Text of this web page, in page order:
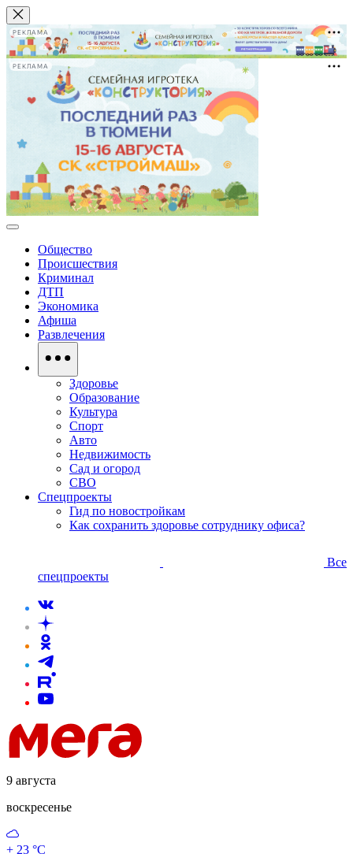
РЕКЛАМА
РЕКЛАМА
Общество
Происшествия
Криминал
ДТП
Экономика
Афиша
Развлечения
Здоровье
Образование
Культура
Спорт
Авто
Недвижимость
Сад и огород
СВО
Спецпроекты
Гид по новостройкам
Как сохранить здоровье сотруднику офиса?
Все
спецпроекты
9 августа
воскресенье
+ 23 °С